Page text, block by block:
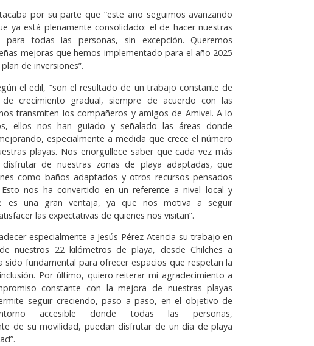
por su parte que “este año seguimos avanzando
ya está plenamente consolidado: el de hacer nuestras
para todas las personas, sin excepción. Queremos
mejoras que hemos implementado para el año 2025
de inversiones”.
el edil, “son el resultado de un trabajo constante de
crecimiento gradual, siempre de acuerdo con las
transmiten los compañeros y amigos de Amivel. A lo
ellos nos han guiado y señalado las áreas donde
especialmente a medida que crece el número
playas. Nos enorgullece saber que cada vez más
disfrutar de nuestras zonas de playa adaptadas, que
como baños adaptados y otros recursos pensados
nos ha convertido en un referente a nivel local y
es una gran ventaja, ya que nos motiva a seguir
las expectativas de quienes nos visitan”.
especialmente a Jesús Pérez Atencia su trabajo en
nuestros 22 kilómetros de playa, desde Chilches a
sido fundamental para ofrecer espacios que respetan la
Por último, quiero reiterar mi agradecimiento a
constante con la mejora de nuestras playas
seguir creciendo, paso a paso, en el objetivo de
accesible donde todas las personas,
de su movilidad, puedan disfrutar de un día de playa